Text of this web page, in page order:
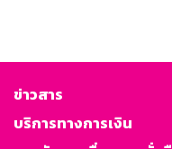
ข่าวสาร
บริการทางการเงิน